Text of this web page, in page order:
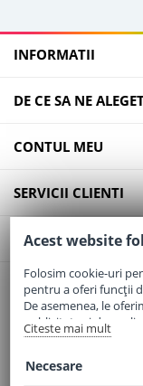
INFORMATII
DE CE SA NE
CONTUL MEU
SERVICII CLIENTI
CONTACT
Email:
Telefon:0745-964-449
Adresa:Sos. Borsului,
Acest website
Folosim cookie-uri
pentru a oferi funcții
De asemenea, le
publicitate și de
folosiți site-ul nostru.
Citeste mai mult
Necesare